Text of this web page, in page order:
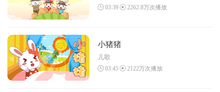
03:39 2262.8万次播放
小猪猪
儿歌
03:45 2122万次播放